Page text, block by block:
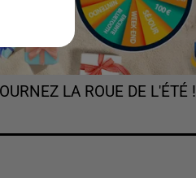
LA ROUE DE L'ÉTÉ !